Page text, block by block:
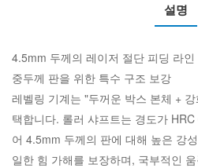
설명
4.5mm 두께의 레이저 절단 피딩 라인
중두께 판을 위한 특수 구조 보강
레벨링 기계는 "두꺼운 박스 본체 +
택합니다. 롤러 샤프트는 경도가
어 4.5mm 두께의 판에 대해 높은 강
일한 힘 가해를 보장하며, 국부적인